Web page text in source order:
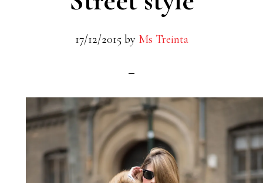
17/12/2015 by Ms Treinta